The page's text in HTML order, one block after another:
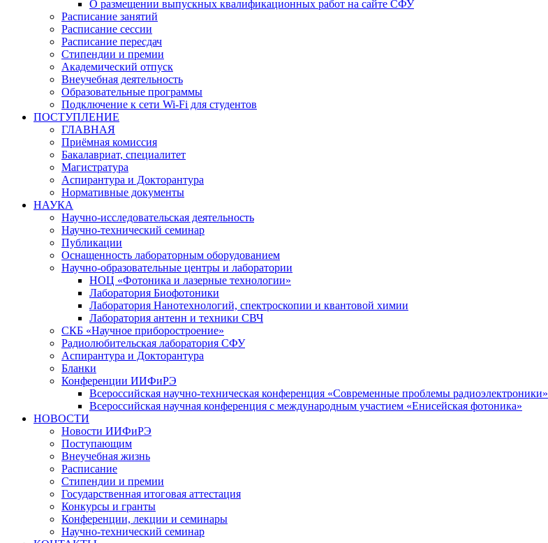
О размещении выпускных квалификационных работ на сайте СФУ
Расписание занятий
Расписание сессии
Расписание пересдач
Стипендии и премии
Академический отпуск
Внеучебная деятельность
Образовательные программы
Подключение к сети Wi-Fi для студентов
ПОСТУПЛЕНИЕ
ГЛАВНАЯ
Приёмная комиссия
Бакалавриат, специалитет
Магистратура
Аспирантура и Докторантура
Нормативные документы
НАУКА
Научно-исследовательская деятельность
Научно-технический семинар
Публикации
Оснащенность лабораторным оборудованием
Научно-образовательные центры и лаборатории
НОЦ «Фотоника и лазерные технологии»
Лаборатория Биофотоники
Лаборатория Нанотехнологий, спектроскопии и квантовой химии
Лаборатория антенн и техники СВЧ
СКБ «Научное приборостроение»
Радиолюбительская лаборатория СФУ
Аспирантура и Докторантура
Бланки
Конференции ИИФиРЭ
Всероссийская научно-техническая конференция «Современные проблемы радиоэлектроники»
Всероссийская научная конференция с международным участием «Енисейская фотоника»
НОВОСТИ
Новости ИИФиРЭ
Поступающим
Внеучебная жизнь
Расписание
Стипендии и премии
Государственная итоговая аттестация
Конкурсы и гранты
Конференции, лекции и семинары
Научно-технический семинар